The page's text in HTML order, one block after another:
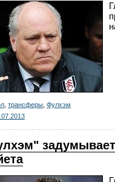
трансферы Фулхэм